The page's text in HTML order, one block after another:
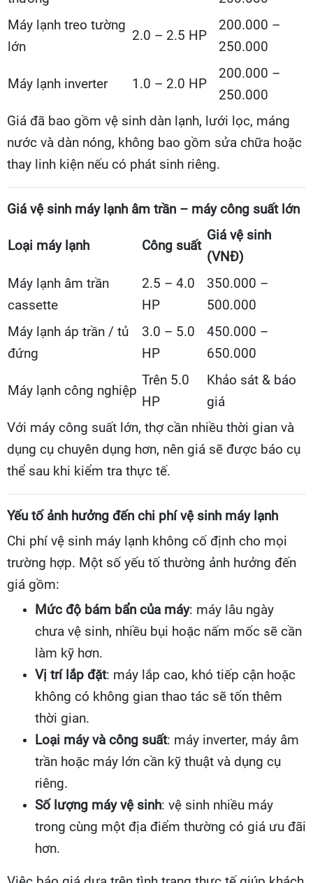
Máy lạnh treo tường
lớn
2.0 – 2.5 HP
200.000 –
250.000
Máy lạnh inverter 1.0 – 2.0 HP
200.000 –
250.000
Giá đã bao gồm vệ sinh dàn lạnh, lưới lọc, máng
nước và dàn nóng, không bao gồm sửa chữa hoặc
thay linh kiện nếu có phát sinh riêng.
Giá vệ sinh máy lạnh âm trần – máy công suất lớn
Loại máy lạnh Công suất
Giá vệ sinh
(VNĐ)
Máy lạnh âm trần
cassette
2.5 – 4.0
HP
350.000 –
500.000
Máy lạnh áp trần / tủ
đứng
3.0 – 5.0
HP
450.000 –
650.000
Máy lạnh công nghiệp
Trên 5.0
HP
Khảo sát & báo
giá
Với máy công suất lớn, thợ cần nhiều thời gian và
dụng cụ chuyên dụng hơn, nên giá sẽ được báo cụ
thể sau khi kiểm tra thực tế.
Yếu tố ảnh hưởng đến chi phí vệ sinh máy lạnh
Chi phí vệ sinh máy lạnh không cố định cho mọi
trường hợp. Một số yếu tố thường ảnh hưởng đến
giá gồm:
Mức độ bám bẩn của máy: máy lâu ngày
chưa vệ sinh, nhiều bụi hoặc nấm mốc sẽ cần
làm kỹ hơn.
Vị trí lắp đặt: máy lắp cao, khó tiếp cận hoặc
không có không gian thao tác sẽ tốn thêm
thời gian.
Loại máy và công suất: máy inverter, máy âm
trần hoặc máy lớn cần kỹ thuật và dụng cụ
riêng.
Số lượng máy vệ sinh: vệ sinh nhiều máy
trong cùng một địa điểm thường có giá ưu đãi
hơn.